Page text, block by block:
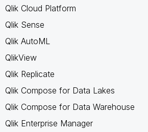
Qlik Cloud Platform
Qlik Sense
Qlik AutoML
QlikView
Qlik Replicate
Qlik Compose for Data Lakes
Qlik Compose for Data Warehouse
Qlik Enterprise Manager